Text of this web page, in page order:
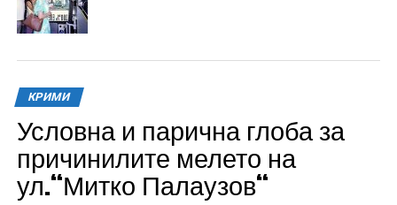
КРИМИ
Условна и парична глоба за
причинилите мелето на
ул.“Митко Палаузов“